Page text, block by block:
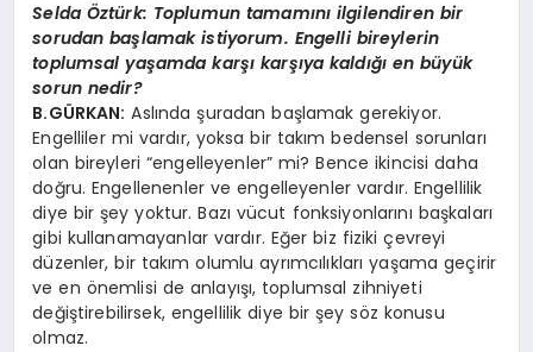
Selda Öztürk: Toplumun tamamını ilgilendiren bir
sorudan başlamak istiyorum. Engelli bireylerin
toplumsal yaşamda karşı karşıya kaldığı en büyük
sorun nedir?
B.GÜRKAN: Aslında şuradan başlamak gerekiyor.
Engelliler mi vardır, yoksa bir takım bedensel sorunları
olan bireyleri “engelleyenler” mi? Bence ikincisi daha
doğru. Engellenenler ve engelleyenler vardır. Engellilik
diye bir şey yoktur. Bazı vücut fonksiyonlarını başkaları
gibi kullanamayanlar vardır. Eğer biz fiziki çevreyi
düzenler, bir takım olumlu ayrımcılıkları yaşama geçirir
ve en önemlisi de anlayışı, toplumsal zihniyeti
değiştirebilirsek, engellilik diye bir şey söz konusu
olmaz.